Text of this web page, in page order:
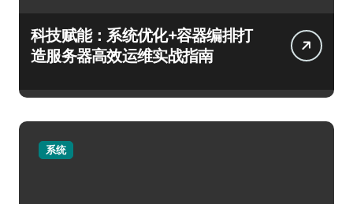
科技赋能：系统优化+容器编排打
造服务器高效运维实战指南
系统